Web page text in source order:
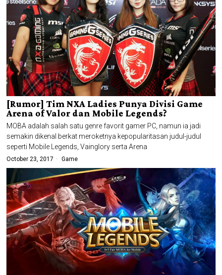
[Rumor] Tim NXA Ladies Punya Divisi Game
Arena of Valor dan Mobile Legends?
MOBA adalah salah satu genre favorit gamer PC, namun ia jadi
semakin dikenal berkat meroketnya kepopularitasan judul-judul
seperti Mobile Legends, Vainglory serta Arena
October 23, 2017 Game